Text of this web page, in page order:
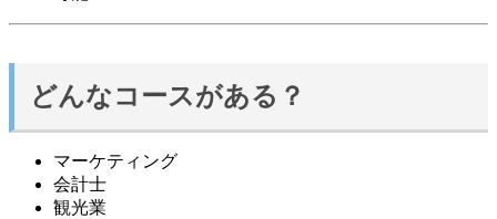
どんなコースがある？
マーケティング
会計士
観光業